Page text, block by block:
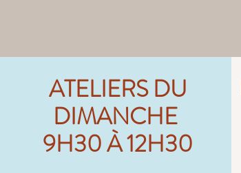
ATELIERS DU
DIMANCHE
9H30 À 12H30